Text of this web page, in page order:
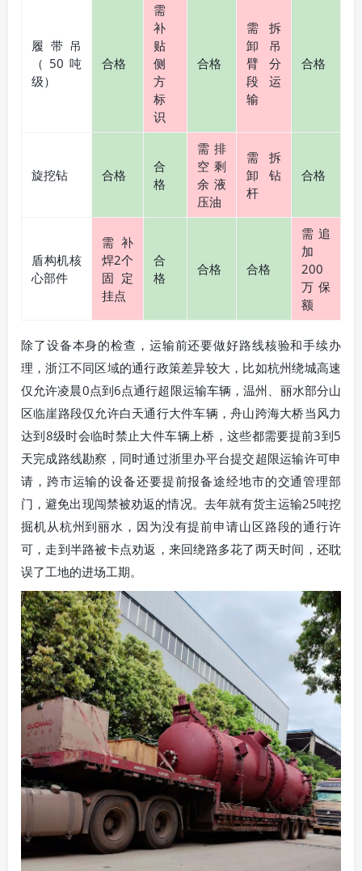
履带吊
（50吨
级）
合格
需
补
贴
侧
方
标
识
合格
需拆
卸吊
臂分
段运
输
合格
旋挖钻 合格
合
格
需排
空剩
余液
压油
需拆
卸钻
杆
合格
盾构机核
心部件
需补
焊2个
固定
挂点
合
格
合格 合格
需追
加
200
万保
额
除了设备本身的检查，运输前还要做好路线核验和手续办
理，浙江不同区域的通行政策差异较大，比如杭州绕城高速
仅允许凌晨0点到6点通行超限运输车辆，温州、丽水部分山
区临崖路段仅允许白天通行大件车辆，舟山跨海大桥当风力
达到8级时会临时禁止大件车辆上桥，这些都需要提前3到5
天完成路线勘察，同时通过浙里办平台提交超限运输许可申
请，跨市运输的设备还要提前报备途经地市的交通管理部
门，避免出现闯禁被劝返的情况。去年就有货主运输25吨挖
掘机从杭州到丽水，因为没有提前申请山区路段的通行许
可，走到半路被卡点劝返，来回绕路多花了两天时间，还耽
误了工地的进场工期。